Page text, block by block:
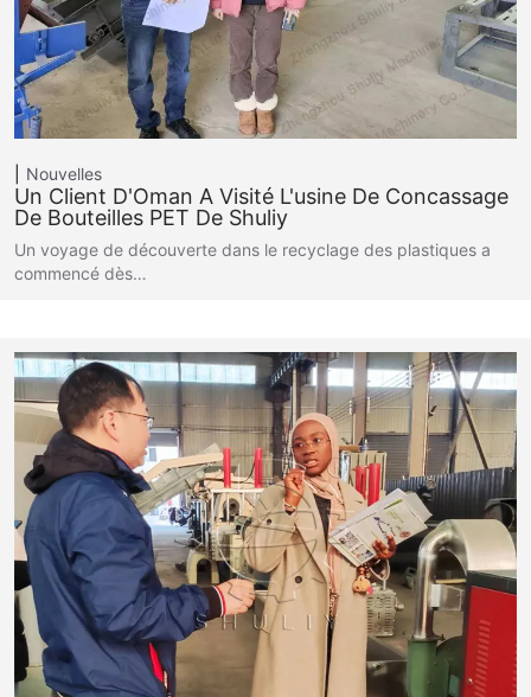
Nouvelles
Un Client D'Oman A Visité L'usine De Concassage
De Bouteilles PET De Shuliy
Un voyage de découverte dans le recyclage des plastiques a
commencé dès…